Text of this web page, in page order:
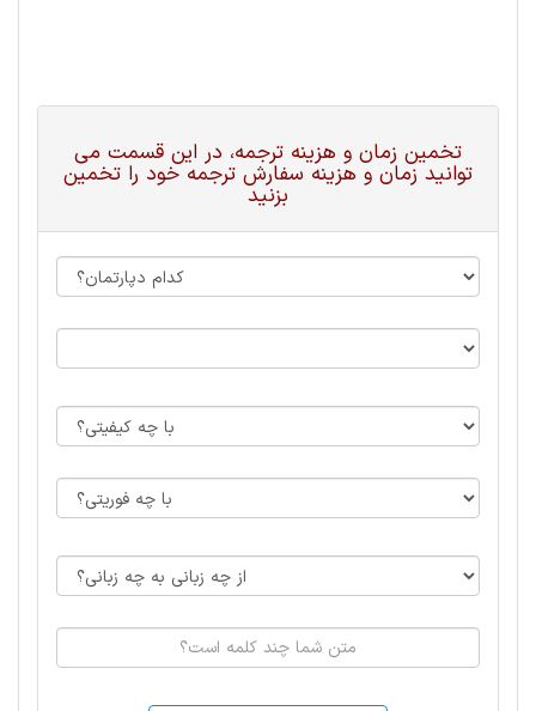
تخمین زمان و هزینه ترجمه، در این قسمت می
توانید زمان و هزینه سفارش ترجمه خود را تخمین
بزنید